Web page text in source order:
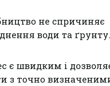
не спричиняє
води та ґрунту.
є швидким і
з точно